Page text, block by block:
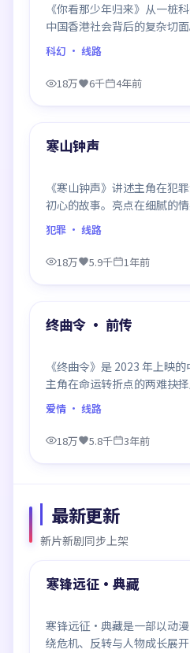
《你看那少年归来》从一桩
中国香港社会背后的复杂切
摹人物挣扎，沉浸感极强，看
科幻 · 线路
18万 6千 4年前
精选
寒山钟声
《寒山钟声》讲述主角在犯
初心的故事。亮点在细腻的
情戏与动作戏比例平衡，节奏
犯罪 · 线路
18万 5.9千 1年前
精选
终曲令 · 前传
《终曲令》是 2023 年上映
主角在命运转折点的两难抉
浓烈，伏笔层层铺陈，结尾
口碑回潮的一部。
爱情 · 线路
18万 5.8千 3年前
最新更新
新片新剧同步上架
最新
寒锋远征·典藏
寒锋远征·典藏是一部以动
绕危机、反转与人物成长展